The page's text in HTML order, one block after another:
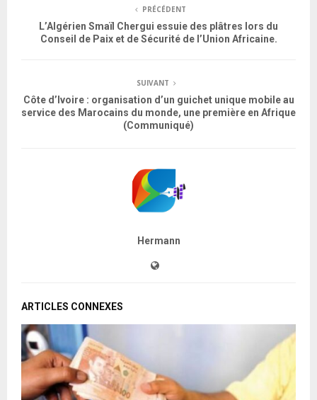
PRÉCÉDENT
L’Algérien Smaïl Chergui essuie des plâtres lors du
Conseil de Paix et de Sécurité de l’Union Africaine.
SUIVANT
Côte d’Ivoire : organisation d’un guichet unique mobile au
service des Marocains du monde, une première en Afrique
(Communiqué)
Hermann
ARTICLES CONNEXES